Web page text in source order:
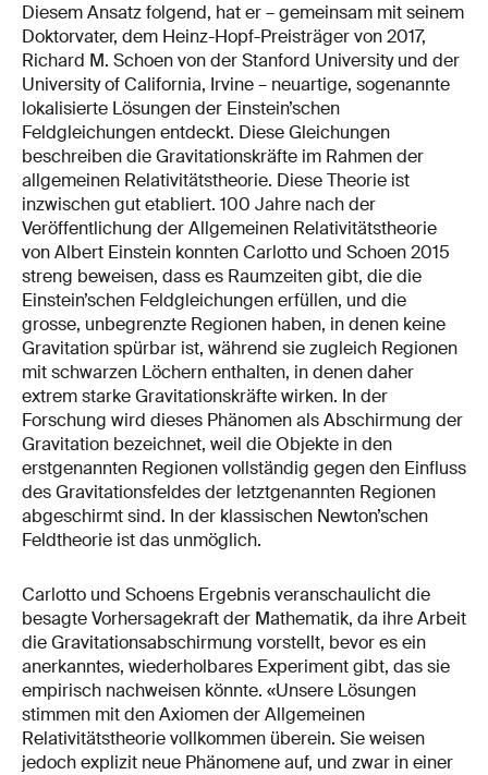
Diesem Ansatz folgend, hat er – gemeinsam mit seinem
Doktorvater, dem Heinz-Hopf-Preisträger von 2017,
Richard M. Schoen von der Stanford University und der
University of California, Irvine – neuartige, sogenannte
lokalisierte Lösungen der Einstein’schen
Feldgleichungen entdeckt. Diese Gleichungen
beschreiben die Gravitationskräfte im Rahmen der
allgemeinen Relativitätstheorie. Diese Theorie ist
inzwischen gut etabliert. 100 Jahre nach der
Veröffentlichung der Allgemeinen Relativitätstheorie
von Albert Einstein konnten Carlotto und Schoen 2015
streng beweisen, dass es Raumzeiten gibt, die die
Einstein’schen Feldgleichungen erfüllen, und die
grosse, unbegrenzte Regionen haben, in denen keine
Gravitation spürbar ist, während sie zugleich Regionen
mit schwarzen Löchern enthalten, in denen daher
extrem starke Gravitationskräfte wirken. In der
Forschung wird dieses Phänomen als Abschirmung der
Gravitation bezeichnet, weil die Objekte in den
erstgenannten Regionen vollständig gegen den Einfluss
des Gravitationsfeldes der letztgenannten Regionen
abgeschirmt sind. In der klassischen Newton’schen
Feldtheorie ist das unmöglich.
Carlotto und Schoens Ergebnis veranschaulicht die
besagte Vorhersagekraft der Mathematik, da ihre Arbeit
die Gravitationsabschirmung vorstellt, bevor es ein
anerkanntes, wiederholbares Experiment gibt, das sie
empirisch nachweisen könnte. «Unsere Lösungen
stimmen mit den Axiomen der Allgemeinen
Relativitätstheorie vollkommen überein. Sie weisen
jedoch explizit neue Phänomene auf, und zwar in einer